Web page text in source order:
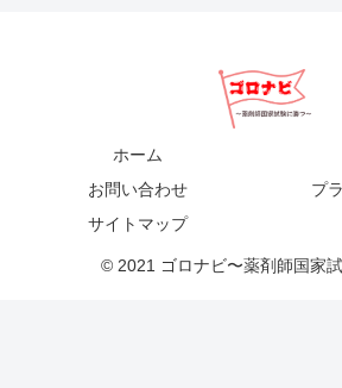
ホーム
お問い合わせ
プ
サイトマップ
© 2021 ゴロナビ〜薬剤師国家